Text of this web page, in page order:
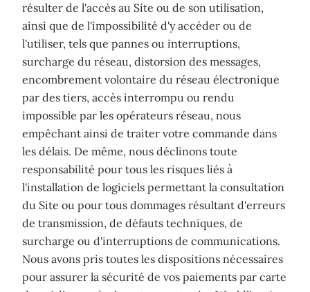
résulter de l'accès au Site ou de son utilisation,
ainsi que de l'impossibilité d'y accéder ou de
l'utiliser, tels que pannes ou interruptions,
surcharge du réseau, distorsion des messages,
encombrement volontaire du réseau électronique
par des tiers, accès interrompu ou rendu
impossible par les opérateurs réseau, nous
empêchant ainsi de traiter votre commande dans
les délais. De même, nous déclinons toute
responsabilité pour tous les risques liés à
l'installation de logiciels permettant la consultation
du Site ou pour tous dommages résultant d'erreurs
de transmission, de défauts techniques, de
surcharge ou d'interruptions de communications.
Nous avons pris toutes les dispositions nécessaires
pour assurer la sécurité de vos paiements par carte